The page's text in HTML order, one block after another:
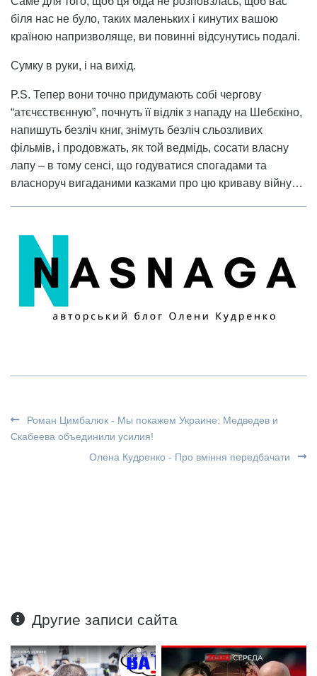
біля нас не було, таких маленьких і кинутих вашою
країною напризволяще, ви повинні відсунутись подалі.
Сумку в руки, і на вихід.
P.S. Тепер вони точно придумають собі чергову
“атєчєствєнную”, почнуть її відлік з нападу на Шебєкіно,
напишуть безліч книг, знімуть безліч сльозливих
фільмів, і продовжать, як той ведмідь, сосати власну
лапу – в тому сенсі, що годуватися спогадами та
власноруч вигаданими казками про цю криваву війну…
Роман Цимбалюк - Мы покажем Украине: Медведев и
Скабеева объединили усилия!
Олена Кудренко - Про вміння передбачати
Другие записи сайта